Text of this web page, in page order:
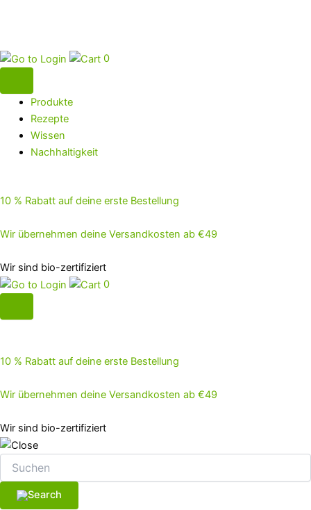
0
Produkte
Rezepte
Wissen
Nachhaltigkeit
10 % Rabatt auf deine erste Bestellung
Wir übernehmen deine Versandkosten ab €49
Wir sind bio-zertifiziert
0
10 % Rabatt auf deine erste Bestellung
Wir übernehmen deine Versandkosten ab €49
Wir sind bio-zertifiziert